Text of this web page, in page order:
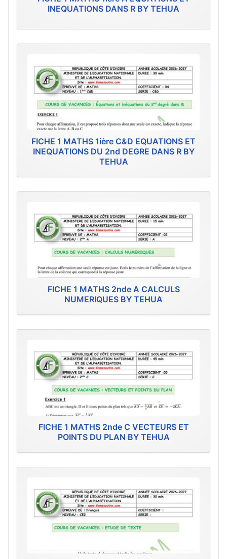
INEQUATIONS DANS R BY TEHUA
FICHE 1 MATHS 1ière C&D EQUATIONS ET
INEQUATIONS DU 2nd DEGRE DANS R BY
TEHUA
FICHE 1 MATHS 2nde A CALCULS
NUMERIQUES BY TEHUA
FICHE 1 MATHS 2nde C VECTEURS ET
POINTS DU PLAN BY TEHUA